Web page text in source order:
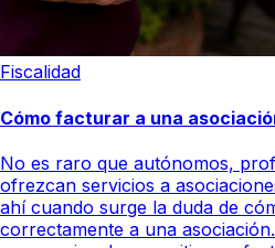
Fiscalidad
Cómo facturar a una
No es raro que autónomos,
ofrezcan servicios a
ahí cuando surge la duda de
correctamente a una